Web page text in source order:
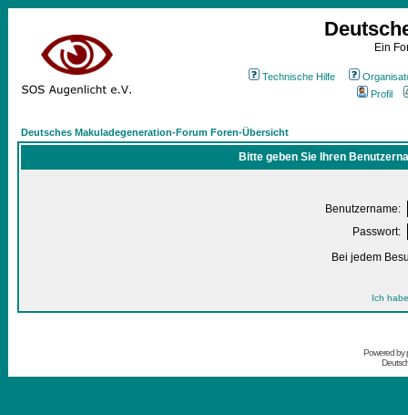
Ein
Technische Hilfe
Profil
Deutsches Makuladegeneration-Forum Foren-Übersicht
Bitte geben Sie Ihren
Benutzername:
Passwort:
Bei jedem
Ich
Powered by